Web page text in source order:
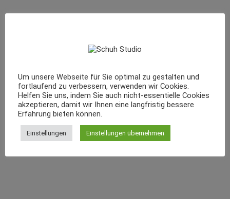
Um unsere Webseite für Sie optimal zu gestalten und
fortlaufend zu verbessern, verwenden wir Cookies.
Helfen Sie uns, indem Sie auch nicht-essentielle Cookies
akzeptieren, damit wir Ihnen eine langfristig bessere
Erfahrung bieten können.
Einstellungen Einstellungen übernehmen